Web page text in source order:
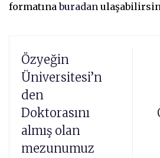
formatınaburadan
Özyeğin
Üniversitesi’n
den
Doktorasını
almış olan
mezunumuz